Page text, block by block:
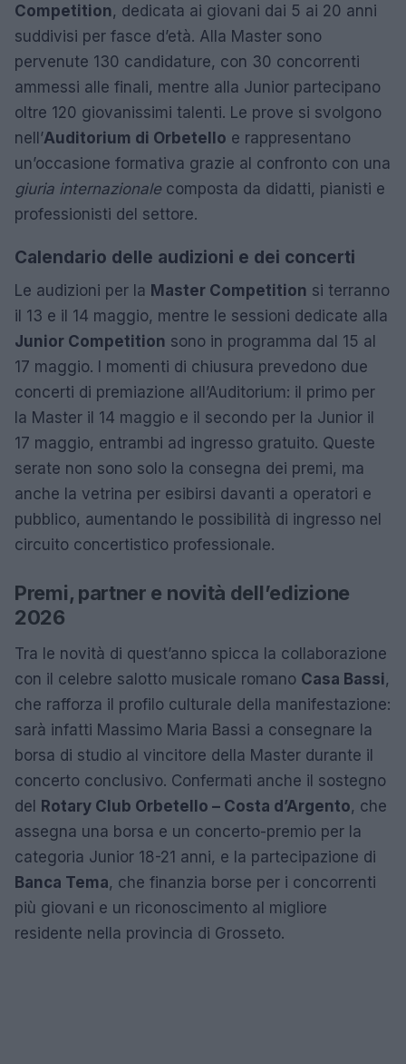
Competition, dedicata ai giovani dai 5 ai 20 anni
suddivisi per fasce d’età. Alla Master sono
pervenute 130 candidature, con 30 concorrenti
ammessi alle finali, mentre alla Junior partecipano
oltre 120 giovanissimi talenti. Le prove si svolgono
nell’Auditorium di Orbetello e rappresentano
un’occasione formativa grazie al confronto con una
giuria internazionalecomposta da didatti, pianisti e
professionisti del settore.
Calendario delle audizioni e dei concerti
Le audizioni per la Master Competition si terranno
il 13 e il 14 maggio, mentre le sessioni dedicate alla
Junior Competition sono in programma dal 15 al
17 maggio. I momenti di chiusura prevedono due
concerti di premiazione all’Auditorium: il primo per
la Master il 14 maggio e il secondo per la Junior il
17 maggio, entrambi ad ingresso gratuito. Queste
serate non sono solo la consegna dei premi, ma
anche la vetrina per esibirsi davanti a operatori e
pubblico, aumentando le possibilità di ingresso nel
circuito concertistico professionale.
Premi, partner e novità dell’edizione
2026
Tra le novità di quest’anno spicca la collaborazione
con il celebre salotto musicale romano Casa Bassi,
che rafforza il profilo culturale della manifestazione:
sarà infatti Massimo Maria Bassi a consegnare la
borsa di studio al vincitore della Master durante il
concerto conclusivo. Confermati anche il sostegno
del Rotary Club Orbetello – Costa d’Argento, che
assegna una borsa e un concerto-premio per la
categoria Junior 18-21 anni, e la partecipazione di
Banca Tema, che finanzia borse per i concorrenti
più giovani e un riconoscimento al migliore
residente nella provincia di Grosseto.